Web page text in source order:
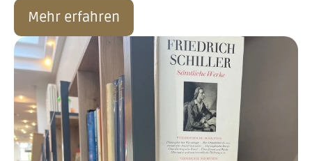
Mehr erfahren